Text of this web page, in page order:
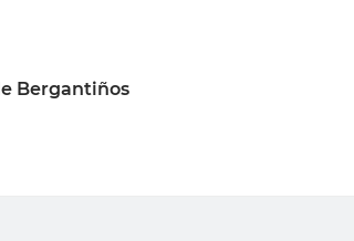
Bergantiños